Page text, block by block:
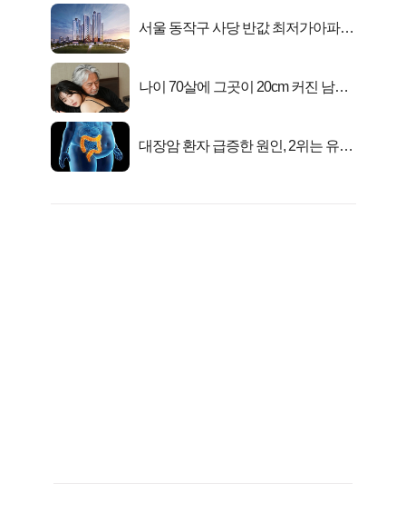
서울 동작구 사당 반값 최저가아파트
나이 70살에 그곳이 20cm 커진 남자..
대장암 환자 급증한 원인, 2위는 유산